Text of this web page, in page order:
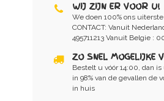
WIJ ZIJN ER VOOR U!
We doen 100% ons
CONTACT: Vanuit
495711213 Vanuit Belgie :
ZO SNEL MOGELIJKE
Bestelt u vóór 14:00, dan
in 98% van de gevallen de
in huis